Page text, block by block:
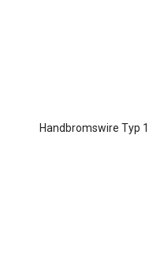
Handbromswire Typ 1